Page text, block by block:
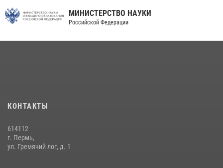
В подразделениях военного института проведено военно-
равноапостольного великого князя Владимира – крестителя Руси,
07 августа 2026, 10:39
МИНИСТЕРСТВО НАУКИ
Российской Федерации
КОНТАКТЫ
614112
г. Пермь,
ул. Гремячий лог, д. 1